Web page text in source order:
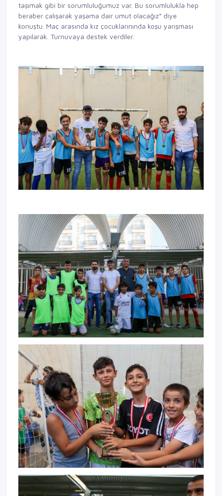
taşımak gibi bir sorumluluğumuz var. Bu sorumlulukla hep
beraber çalışarak yaşama dair umut olacağız” diye
konuştu. Maç arasında kız çocuklarınında koşu yarışması
yapılarak. Turnuvaya destek verdiler.